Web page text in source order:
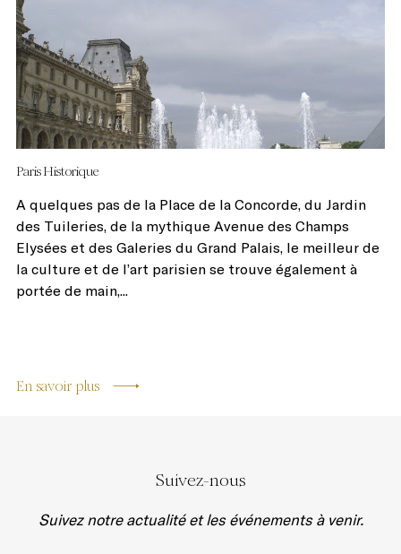
Paris Historique
A quelques pas de la Place de la Concorde, du Jardin
des Tuileries, de la mythique Avenue des Champs
Elysées et des Galeries du Grand Palais, le meilleur de
la culture et de l’art parisien se trouve également à
portée de main,...
En savoir plus
Suivez-nous
Suivez notre actualité et les événements à venir.